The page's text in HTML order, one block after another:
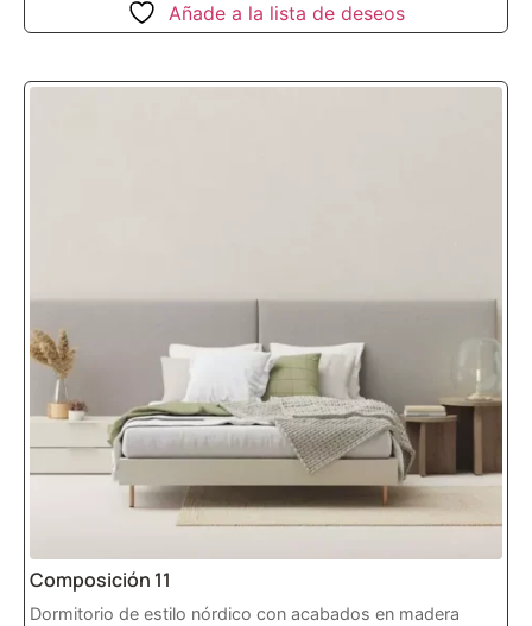
Añade a la lista de deseos
Composición 11
Dormitorio de estilo nórdico con acabados en madera